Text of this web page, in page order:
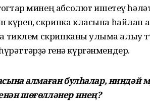
минең абсолют ишетеү
скрипка класына һайлап
скрипканы ҡулыма алыу
генә күргәнмендер.
алмаған булһалар, ниндәй
шөғөлләнер инең?